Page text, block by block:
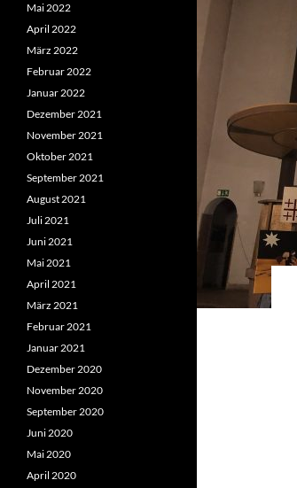
Mai 2022
April 2022
März 2022
Februar 2022
Januar 2022
Dezember 2021
November 2021
Oktober 2021
September 2021
August 2021
Juli 2021
Juni 2021
Mai 2021
April 2021
März 2021
Februar 2021
Januar 2021
Dezember 2020
November 2020
September 2020
Juni 2020
Mai 2020
April 2020